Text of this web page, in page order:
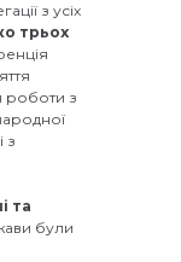
з усіх
трьох
роботи з
з
та
були